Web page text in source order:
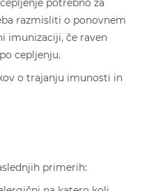
potrebno za
razmisliti o ponovnem
imunizaciji, če raven
cepljenju.
o trajanju imunosti in
primerih: